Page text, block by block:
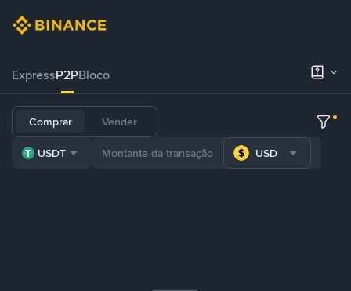
ExpressP2PBloco
Comprar Vender
USDT USD